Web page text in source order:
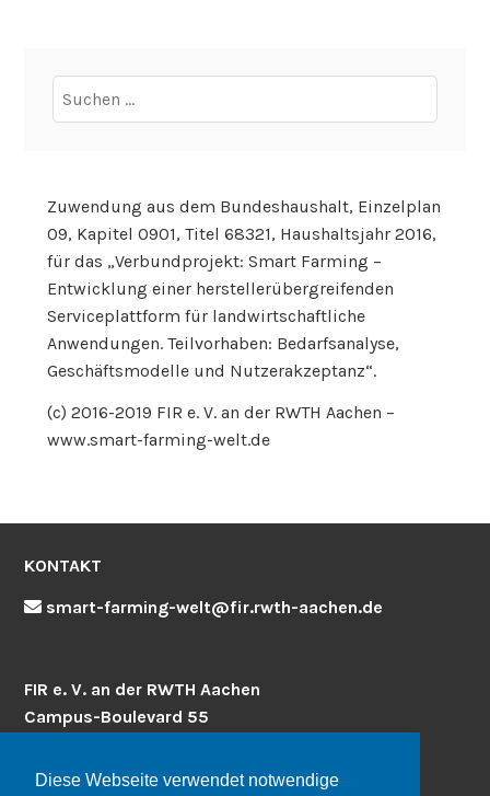
Diese Webseite verwendet notwendige
Suchen
nach:
Zuwendung aus dem Bundeshaushalt, Einzelplan
09, Kapitel 0901, Titel 68321, Haushaltsjahr 2016,
für das „Verbundprojekt: Smart Farming –
Entwicklung einer herstellerübergreifenden
Serviceplattform für landwirtschaftliche
Anwendungen. Teilvorhaben: Bedarfsanalyse,
Geschäftsmodelle und Nutzerakzeptanz“.
(c) 2016-2019 FIR e. V. an der RWTH Aachen –
www.smart-farming-welt.de
KONTAKT
smart-farming-welt@fir.rwth-aachen.de
FIR e. V. an der RWTH Aachen
Campus-Boulevard 55
www.fir.rwth-aachen.de